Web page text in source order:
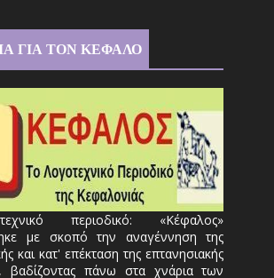
ΓΙΑ ΤΟΝ ΚΕΦΑΛΟ
περιοδικό: «Κέφαλος»
με σκοπό την αναγέννηση της
και κατ' επέκταση της επτανησιακής
βαδίζοντας πάνω στα χνάρια των